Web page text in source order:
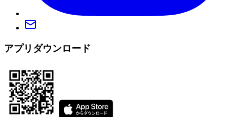
アプリダウンロード